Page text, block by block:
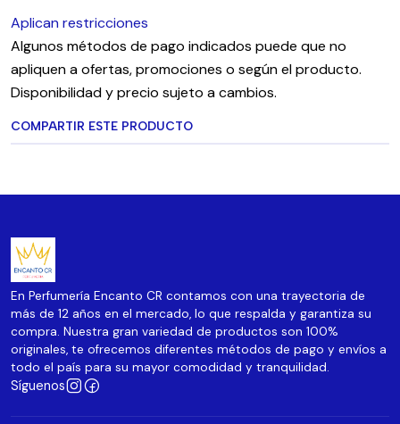
Aplican restricciones
Algunos métodos de pago indicados puede que no
apliquen a ofertas, promociones o según el producto.
Disponibilidad y precio sujeto a cambios.
COMPARTIR ESTE PRODUCTO
En Perfumería Encanto CR contamos con una trayectoria de
más de 12 años en el mercado, lo que respalda y garantiza su
compra. Nuestra gran variedad de productos son 100%
originales, te ofrecemos diferentes métodos de pago y envíos a
todo el país para su mayor comodidad y tranquilidad.
Síguenos